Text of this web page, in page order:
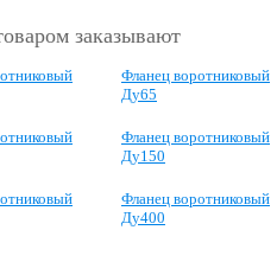
заказывают
Фланец воротниковый
Ду65
Фланец воротниковый
Ду150
Фланец воротниковый
Ду400